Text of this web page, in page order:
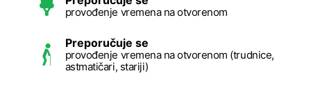
provođenje vremena na otvorenom
Preporučuje se
provođenje vremena na otvorenom (trudnice,
astmatičari, stariji)